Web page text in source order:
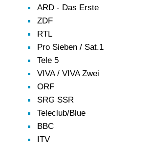
ARD - Das Erste
ZDF
RTL
Pro Sieben / Sat.1
Tele 5
VIVA / VIVA Zwei
ORF
SRG SSR
Teleclub/Blue
BBC
ITV